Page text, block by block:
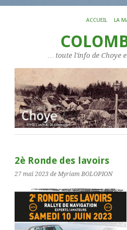
ACCUEIL LA
… toute l'info de Choye
2è Ronde des lavoirs
27 mai 2023 de Myriam BOLOPION